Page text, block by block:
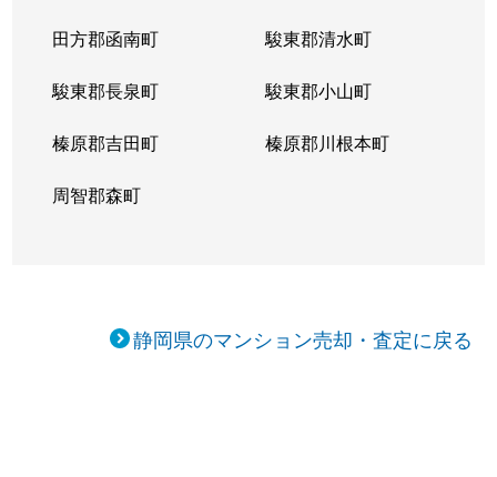
田方郡函南町 駿東郡清水町
駿東郡長泉町 駿東郡小山町
榛原郡吉田町 榛原郡川根本町
周智郡森町
静岡県のマンション売却・査定に戻る